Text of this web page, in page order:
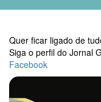
Quer ficar ligado de
Siga o perfil do Jornal
Facebook